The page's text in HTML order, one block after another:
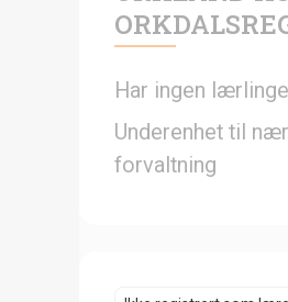
Har ingen
Underenhet til
forvaltning